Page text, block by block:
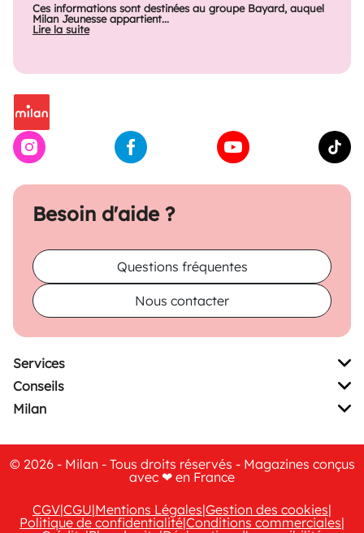
Besoin d'aide ?
Questions fréquentes
Nous contacter
Ces informations sont destinées au groupe Bayard, auquel
Milan Jeunesse appartient...
Lire la suite
Services
Conseils
Milan
© 2026 - Milan - Tous droits réservés - Magazines conçus
avec ❤ en France
CGV|CGU|Mentions Légales|Gestion des cookies|
Politique de confidentialité|Conditions commerciales|